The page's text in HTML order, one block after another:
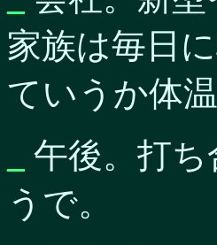
家族は毎日
ていうか体
午後。打
うで。